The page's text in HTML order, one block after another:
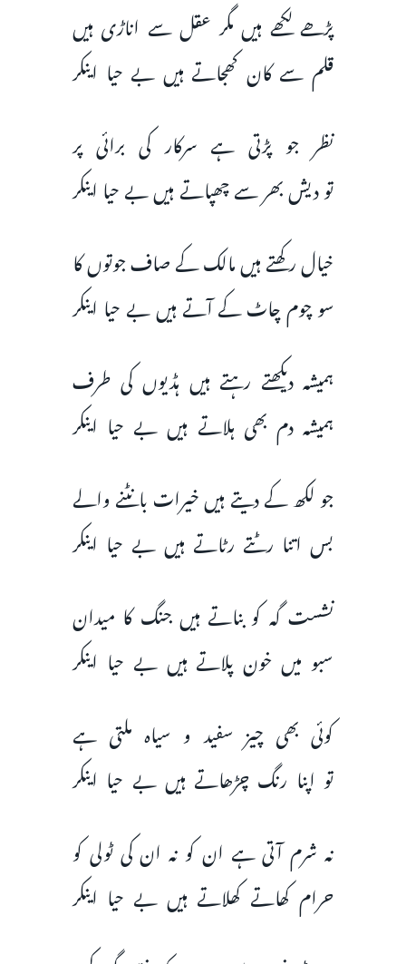
پڑھے لکھے ہیں مگر عقل سے اناڑی ہیں
قلم سے کان کھجاتے ہیں بے حیا اینکر
نظر جو پڑتی ہے سرکار کی برائی پر
تو دیش بھر سے چھپاتے ہیں بے حیا اینکر
خیال رکھتے ہیں مالک کے صاف جوتوں کا
سو چوم چاٹ کے آتے ہیں بے حیا اینکر
ہمیشہ دیکھتے رہتے ہیں ہڈیوں کی طرف
ہمیشہ دم بھی ہلاتے ہیں بے حیا اینکر
جو لکھ کے دیتے ہیں خیرات بانٹنے والے
بس اتنا رٹتے رٹاتے ہیں بے حیا اینکر
نشست گہ کو بناتے ہیں جنگ کا میدان
سبو میں خون پلاتے ہیں بے حیا اینکر
کوئی بھی چیز سفید و سیاہ ملتی ہے
تو اپنا رنگ چڑھاتے ہیں بے حیا اینکر
نہ شرم آتی ہے ان کو نہ ان کی ٹولی کو
حرام کھاتے کھلاتے ہیں بے حیا اینکر